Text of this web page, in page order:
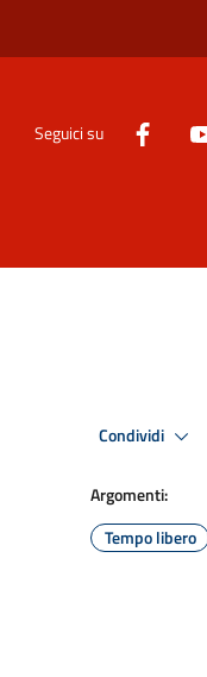
Seguici su
Condividi
Argomenti:
Tempo libero